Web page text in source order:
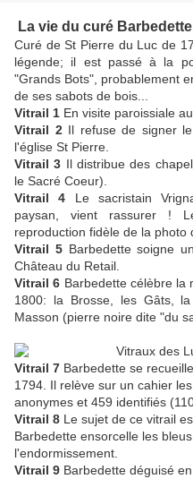
La vie du curé Barbedette
Curé de St Pierre du Luc de
légende; il est passé à la
"Grands Bots", probablement
de ses sabots de bois...
Vitrail 1 En visite paroissiale
Vitrail 2 Il refuse de signer
l'église St Pierre.
Vitrail 3 Il distribue des
le Sacré Coeur).
Vitrail 4 Le sacristain
paysan, vient rassurer !
reproduction fidèle de la photo
Vitrail 5 Barbedette soigne
Château du Retail.
Vitrail 6 Barbedette célèbre la
1800: la Brosse, les Gâts,
Masson (pierre noire dite "du
Vitrail 7 Barbedette se
1794. Il relève sur un cahier
anonymes et 459 identifiés
Vitrail 8 Le sujet de ce vitrail
Barbedette ensorcelle les
l'endormissement.
Vitrail 9 Barbedette déguisé